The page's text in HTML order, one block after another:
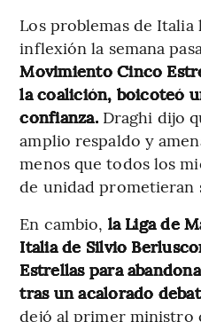
Los problemas de
inflexión la semana
Movimiento Cinco
la coalición, boicoteó
confianza.Draghi dijo
amplio respaldo y
menos que todos los
de unidad prometieran
En cambio, la Liga de
Italia de Silvio
Estrellas para
tras un acalorado
dejó al primer ministro